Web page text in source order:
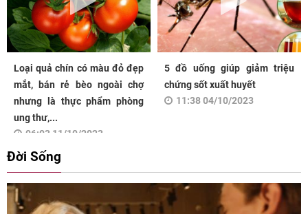
Loại quả chín có màu đỏ đẹp
mắt, bán rẻ bèo ngoài chợ
nhưng là thực phẩm phòng
ung thư,...
06:03 11/10/2023
5 đồ uống giúp giảm triệu
chứng sốt xuất huyết
11:38 04/10/2023
Đời Sống